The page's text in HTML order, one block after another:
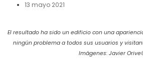
13 mayo 2021
El resultado ha sido un edificio con una
ningún problema a todos sus usuarios y
Imágenes: Javier